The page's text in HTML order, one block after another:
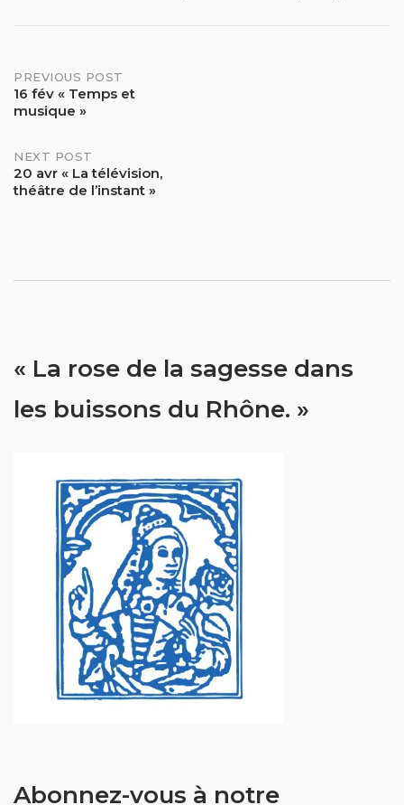
Post
navigation
PREVIOUS POST
16 fév « Temps et
musique »
NEXT POST
20 avr « La télévision,
théâtre de l’instant »
« La rose de la sagesse dans
les buissons du Rhône. »
Abonnez-vous à notre